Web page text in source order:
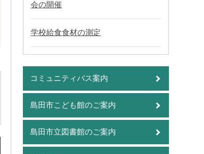
会の開催
学校給食食材の測定
コミュニティバス案内
島田市こども館のご案内
島田市立図書館のご案内